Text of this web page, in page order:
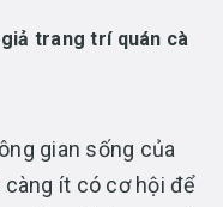
trang trí quán cà
gian sống của
ít có cơ hội để